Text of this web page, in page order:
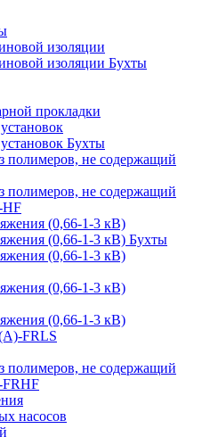
изоляции
изоляции Бухты
прокладки
Бухты
полимеров, не содержащий
полимеров, не содержащий
HF
(0,66-1-3 кВ)
(0,66-1-3 кВ) Бухты
(0,66-1-3 кВ)
(0,66-1-3 кВ)
(0,66-1-3 кВ)
FRLS
полимеров, не содержащий
FRHF
насосов